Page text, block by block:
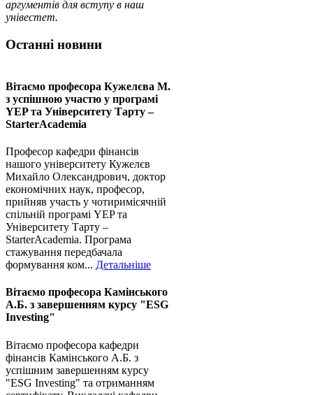
аргументів для вступу в наш
унівестет.
Останні новини
Вітаємо професора Кужелєва М.
з успішною участю у програмі
YEP та Університету Тарту –
StarterAcademia
Професор кафедри фінансів
нашого університету Кужелєв
Михайло Олександрович, доктор
економічних наук, професор,
прийняв участь у чотиримісячній
спільній програмі YEP та
Університету Тарту –
StarterAcademia. Програма
стажування передбачала
формування ком... Детальніше
Вітаємо професора Камінського
А.Б. з завершенням курсу "ESG
Investing"
Вітаємо професора кафедри
фінансів Камінського А.Б. з
успішним завершенням курсу
"ESG Investing" та отриманням